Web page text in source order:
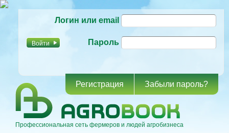
основному
Логин или email
Пароль
Регистрация Забыли пароль?
Профессиональная сеть фермеров и людей агробизнеса